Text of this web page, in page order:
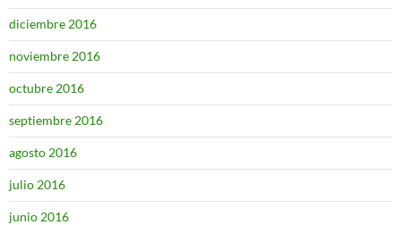
diciembre 2016
noviembre 2016
octubre 2016
septiembre 2016
agosto 2016
julio 2016
junio 2016